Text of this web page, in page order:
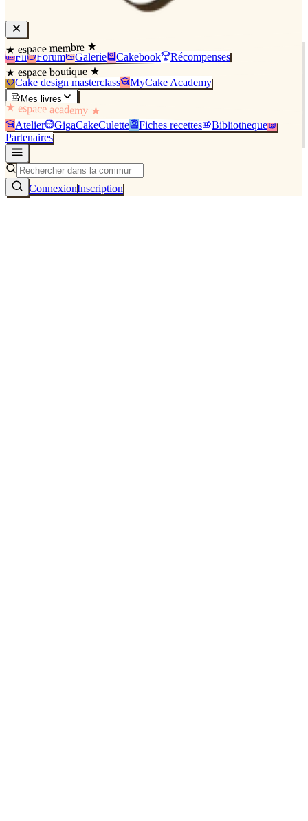
★ espace membre ★
Fil Forum Galerie Cakebook Récompenses
★ espace boutique ★
Cake design masterclass MyCake Academy
Mes livres
★ espace academy ★
Atelier GigaCakeCulette Fiches recettes
Bibliothèque
Partenaires
ConnexionInscription